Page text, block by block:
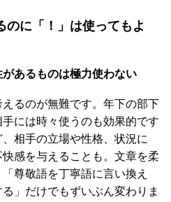
のに「！」は使ってもよ
あるものは極力使わない
るのが無難です。年下の部下
には時々使うのも効果的です
相手の立場や性格、状況に
感を与えることも。文章を柔
尊敬語を丁寧語に言い換え
」だけでもずいぶん変わりま